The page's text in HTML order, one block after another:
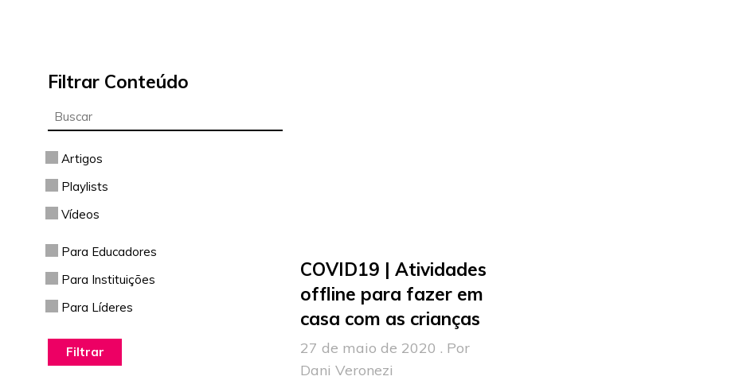
Filtrar Conteúdo
Artigos
Playlists
Vídeos
Para Educadores
Para Instituições
Para Líderes
COVID19 | Atividades
offline para fazer em
casa com as crianças
27 de maio de 2020 . Por
Dani Veronezi